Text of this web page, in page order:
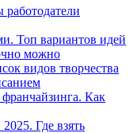
работодатели
Топ вариантов идей
можно
видов творчества
Как
Где взять